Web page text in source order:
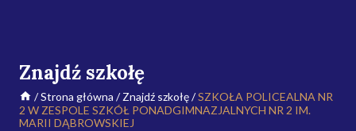
Znajdź szkołę
/Strona główna /Znajdź szkołę/SZKOŁA POLICEALNA NR
2 W ZESPOLE SZKÓŁ PONADGIMNAZJALNYCH NR 2 IM.
MARII DĄBROWSKIEJ